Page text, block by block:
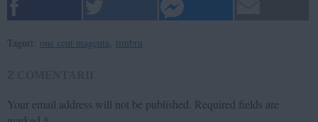
Taguri: one cent magenta timbru
Your email address will not be published. Required fields are